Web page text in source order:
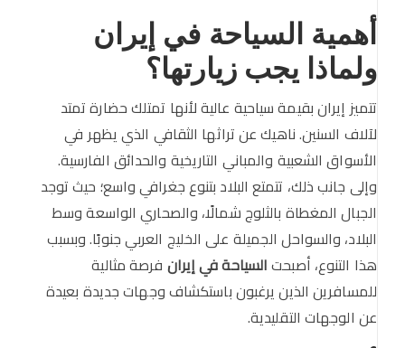
أهمية السياحة في إيران
ولماذا يجب زيارتها؟
تتميز إيران بقيمة سياحية عالية لأنها تمتلك حضارة تمتد
لآلاف السنين. ناهيك عن تراثها الثقافي الذي يظهر في
الأسواق الشعبية والمباني التاريخية والحدائق الفارسية.
وإلى جانب ذلك، تتمتع البلاد بتنوع جغرافي واسع؛ حيث توجد
الجبال المغطاة بالثلوج شمالًا، والصحاري الواسعة وسط
البلاد، والسواحل الجميلة على الخليج العربي جنوبًا. وبسبب
هذا التنوع، أصبحتالسياحة في إيران فرصة مثالية
للمسافرين الذين يرغبون باستكشاف وجهات جديدة بعيدة
عن الوجهات التقليدية.